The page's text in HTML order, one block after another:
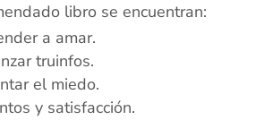
libro se encuentran:
a amar.
truinfos.
el miedo.
y satisfacción.